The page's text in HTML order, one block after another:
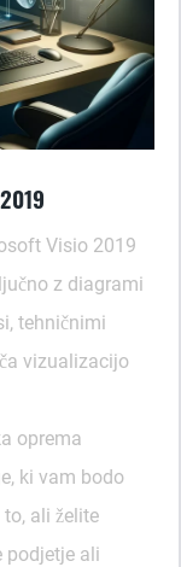
Visio 2019
z diagrami
tehničnimi
vizualizacijo
oprema
ki vam bodo
ali želite
podjetje ali